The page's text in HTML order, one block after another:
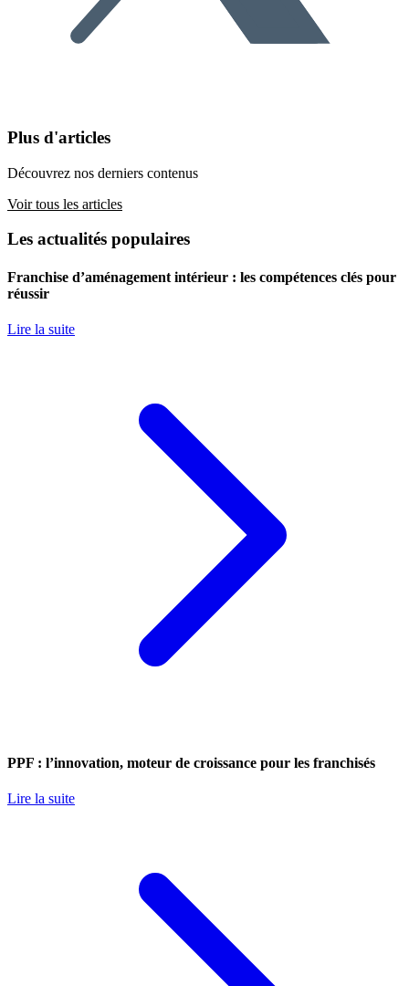
Plus d'articles
Découvrez nos derniers contenus
Voir tous les articles
Les actualités populaires
Franchise d’aménagement intérieur : les compétences clés pour
réussir
Lire la suite
PPF : l’innovation, moteur de croissance pour les franchisés
Lire la suite